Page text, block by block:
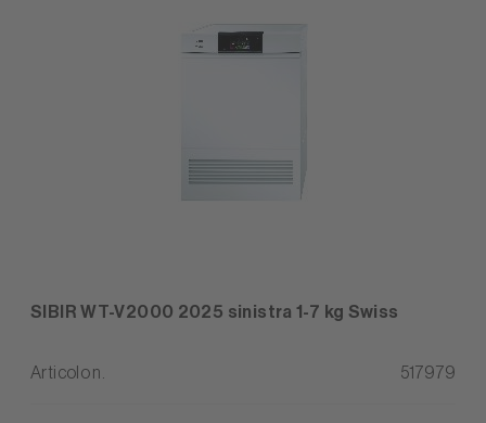
SIBIR WT-V2000 2025 sinistra 1-7 kg Swiss
Articolo n. 517979